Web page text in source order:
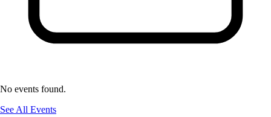
No events found.
See All Events